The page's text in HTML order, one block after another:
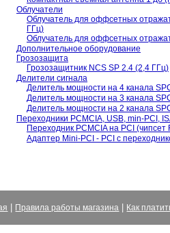
Облучатели
Облучатель для оффсетных
ГГц)
Облучатель для оффсетных
Дополнительное оборудование
Грозозащита
Грозозащитник NCS SP 2.4 (2,4 ГГц)
Делители сигнала
Делитель мощности на 4 канала
Делитель мощности на 3 канала
Делитель мощности на 2 канала
Переходники PCMCIA, USB, min-PCI,
Переходник PCMCIA на PCI
Адаптер Mini-PCI - PCI с
Правила работы магазина Как